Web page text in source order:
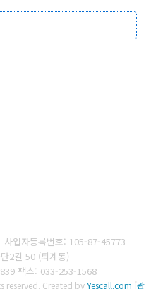
사업자등록번호: 105-87-45773
2길 50 (퇴계동)
팩스: 033-253-1568
reserved. Created byYescall.com [관